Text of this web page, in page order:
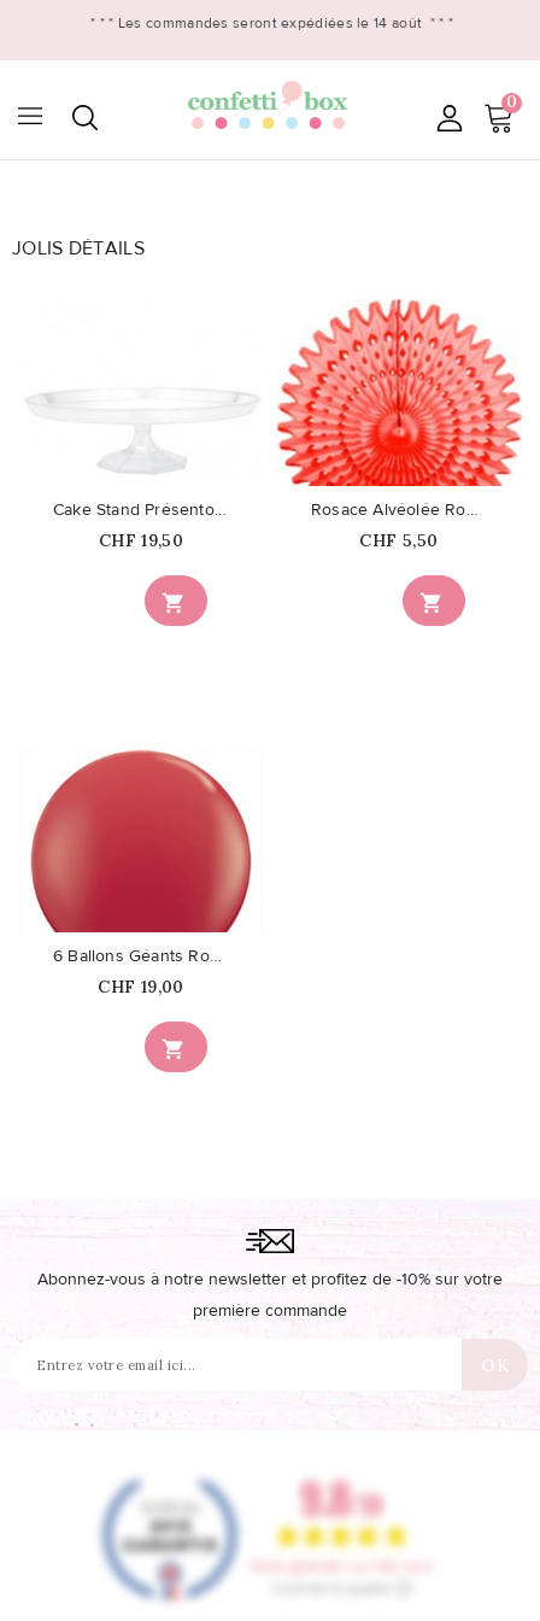
* * * Les commandes seront expédiées le 14 août * * *
0
JOLIS DÉTAILS

Cake Stand Présentoir gâteau Grand
Prix
CHF 19,50
favorite_border

Rosace Alvéolée Rouge
Prix
CHF 5,50
favorite_border

6 Ballons Géants Rouges
Prix
CHF 19,00
Abonnez-vous à notre newsletter et profitez de -10% sur votre
première commande